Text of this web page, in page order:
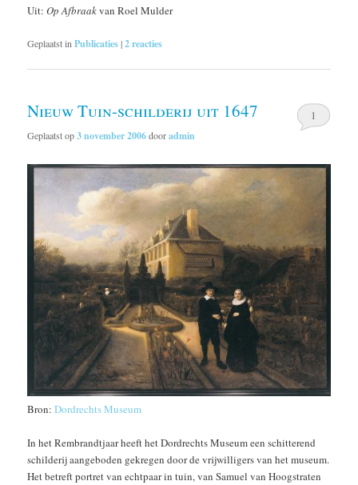
Uit:Op Afbraakvan Roel Mulder
Geplaatst inPublicaties|2reacties
Nieuw Tuin-schilderij uit 1647
Geplaatst op3 november 2006dooradmin
1
Bron:Dordrechts Museum
In het Rembrandtjaar heeft het Dordrechts Museum een schitterend
schilderij aangeboden gekregen door de vrijwilligers van het museum.
Het betreft portret van echtpaar in tuin, van Samuel van Hoogstraten